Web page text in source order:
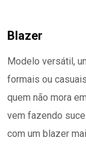
Blazer
Modelo versátil,
formais ou
quem não mora
vem fazendo
com um blazer